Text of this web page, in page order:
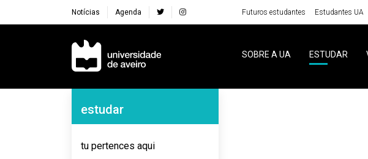
Notícias Agenda Futuros estudantes Estudantes UA
Navegação Principal
SOBRE A UA ESTUDAR
Navegação Lateral
estudar
tu pertences aqui